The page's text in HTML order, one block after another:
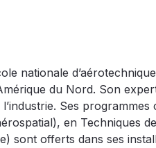
nationale
du Nord. Son
Ses
en Techniques
sont offerts dans ses